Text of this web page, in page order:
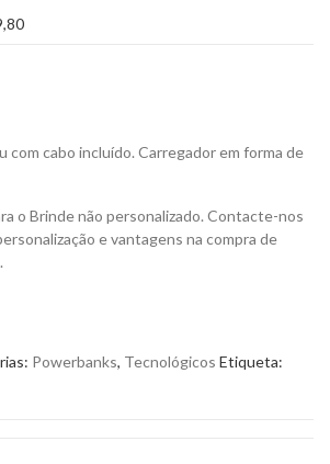
com cabo incluído. Carregador em forma de
o Brinde não personalizado. Contacte-nos
e vantagens na compra de
Powerbanks, Tecnológicos Etiqueta: